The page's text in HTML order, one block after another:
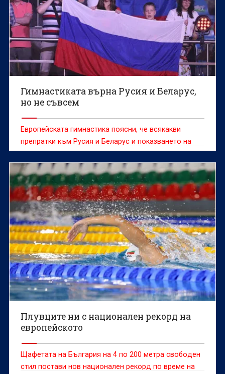
Гимнастиката върна Русия и Беларус,
но не съвсем
Европейската гимнастика поясни, че всякакви
препратки към Русия и Беларус и показването на
техните знамена ще бъдат забранени на
предстоящите Европейски първенства по спортна
гимнастика за младежи, девойки, мъже и жени в
Загреб, съобщават от централата.
Плувците ни с национален рекорд на
европейското
Щафетата на България на 4 по 200 метра свободен
стил постави нов национален рекорд по време на